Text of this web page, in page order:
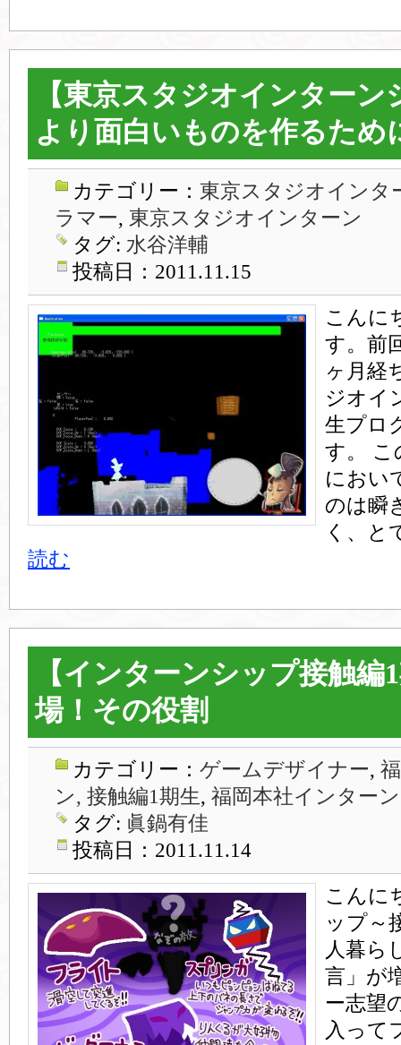
【東京スタジオインターン
より面白いものを作るため
カテゴリー： 東京スタジオインタ
ラマー, 東京スタジオインターン
タグ: 水谷洋輔
投稿日：2011.11.15
こんに
す。前
ヶ月経
ジオイ
生プロ
す。 こ
におい
のは瞬
く、と
読む
【インターンシップ接触編
場！その役割
カテゴリー： ゲームデザイナー,
ン, 接触編1期生, 福岡本社インターン
タグ: 眞鍋有佳
投稿日：2011.11.14
こんに
ップ～
人暮ら
言」が
ー志望
入って